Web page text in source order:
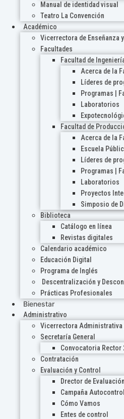
Manual de identidad visual
Teatro La Convención
Académico
Vicerrectora de Enseñanza
Facultades
Facultad de
Acerca de la
Líderes de
Programas |
Laboratorios
Facultad de
Acerca de la
Escuela
Líderes de
Programas |
Laboratorios
Proyectos
Simposio de
Biblioteca
Catálogo en línea
Revistas digitales
Calendario académico
Educación Digital
Programa de Inglés
Descentralización y
Prácticas Profesionales
Bienestar
Administrativo
Vicerrectora Administrativa
Secretaría General
Convocatoria Rector
Contratación
Evaluación y Control
Drector de
Campaña Autocontrol
Cómo Vamos
Entes de control